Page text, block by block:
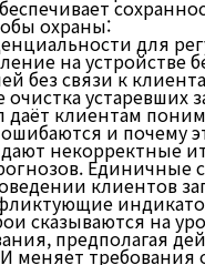
охраны:
для
на устройстве
без связи к
устаревших
даёт клиентам
и почему
некорректные
Единичные
клиентов
сказываются на
предполагая
меняет